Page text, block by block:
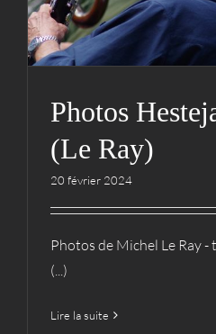
Photos
(Le Ray)
20 février 2024
Photos de Michel Le Ray
(...)
Lire la suite